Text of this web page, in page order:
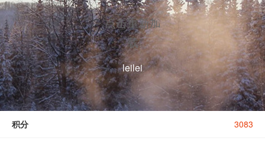
点击重新加
载
leilei
3083
积分